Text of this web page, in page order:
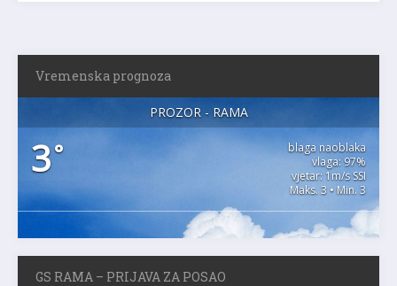
Vremenska prognoza
PROZOR - RAMA
3°
blaga naoblaka
vlaga: 97%
vjetar: 1m/s SSI
Maks. 3 • Min. 3
GS RAMA – PRIJAVA ZA POSAO